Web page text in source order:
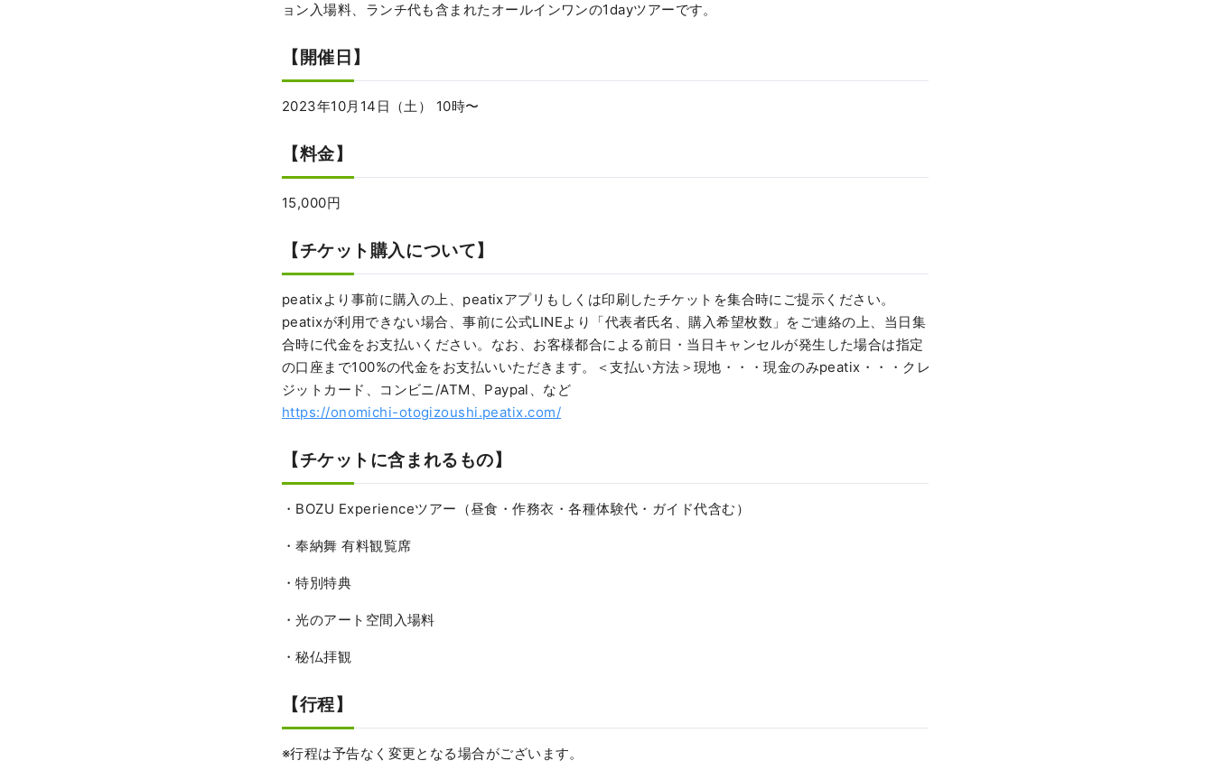
ョン入場料、ランチ代も含まれたオールインワンの1dayツアーです。
【開催日】
2023年10月14日（土） 10時〜
【料金】
15,000円
【チケット購入について】
peatixより事前に購入の上、peatixアプリもしくは印刷したチケットを集合時にご提示ください。
peatixが利用できない場合、事前に公式LINEより「代表者氏名、購入希望枚数」をご連絡の上、当日集
合時に代金をお支払いください。なお、お客様都合による前日・当日キャンセルが発生した場合は指定
の口座まで100%の代金をお支払いいただきます。＜支払い方法＞現地・・・現金のみpeatix・・・クレ
ジットカード、コンビニ/ATM、Paypal、など
https://onomichi-otogizoushi.peatix.com/
【チケットに含まれるもの】
・BOZU Experienceツアー（昼食・作務衣・各種体験代・ガイド代含む）
・奉納舞 有料観覧席
・特別特典
・光のアート空間入場料
・秘仏拝観
【行程】
※行程は予告なく変更となる場合がございます。